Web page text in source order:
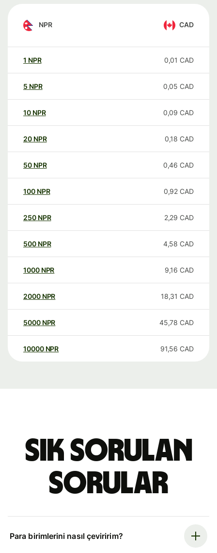
NPR CAD
1 NPR 0,01 CAD
5 NPR 0,05 CAD
10 NPR 0,09 CAD
20 NPR 0,18 CAD
50 NPR 0,46 CAD
100 NPR 0,92 CAD
250 NPR 2,29 CAD
500 NPR 4,58 CAD
1000 NPR 9,16 CAD
2000 NPR 18,31 CAD
5000 NPR 45,78 CAD
10000 NPR 91,56 CAD
Sık sorulan
sorular
Para birimlerini nasıl çeviririm?